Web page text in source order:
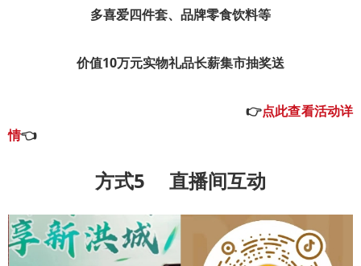
多喜爱四件套、品牌零食饮料等
价值10万元实物礼品长薪集市抽奖送
👉点此查看活动详
情👈
方式5 直播间互动